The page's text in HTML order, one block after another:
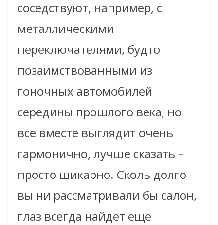
соседствуют, например, с
металлическими
переключателями, будто
позаимствованными из
гоночных автомобилей
середины прошлого века, но
все вместе выглядит очень
гармонично, лучше сказать –
просто шикарно. Сколь долго
вы ни рассматривали бы салон,
глаз всегда найдет еще